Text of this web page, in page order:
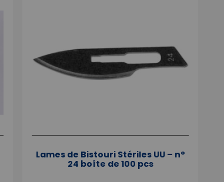
Lames de Bistouri Stériles UU – n°
24 boîte de 100 pcs